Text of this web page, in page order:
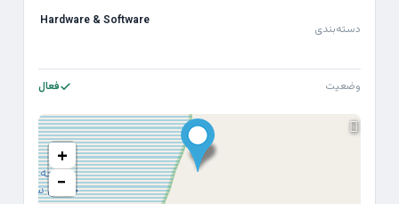
دسته‌بندی
Hardware & Software
وضعیت فعال
+
−